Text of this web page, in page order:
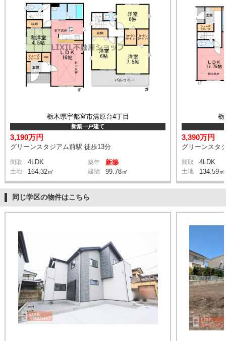
栃木県宇都宮市清原台4丁目
新築一戸建て
3,190万円
グリーンスタジアム前駅 徒歩13分
間取 4LDK 築年 新築
土地 164.32㎡ 建物 99.78㎡
栃
3,390万円
グリーンスタ
間取 4LDK
土地 134.59㎡
同じ学区の物件はこちら